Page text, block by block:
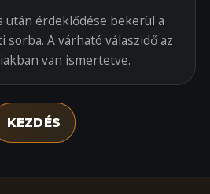
után érdeklődése bekerül a
sorba. A várható válaszidő az
van ismertetve.
KEZDÉS